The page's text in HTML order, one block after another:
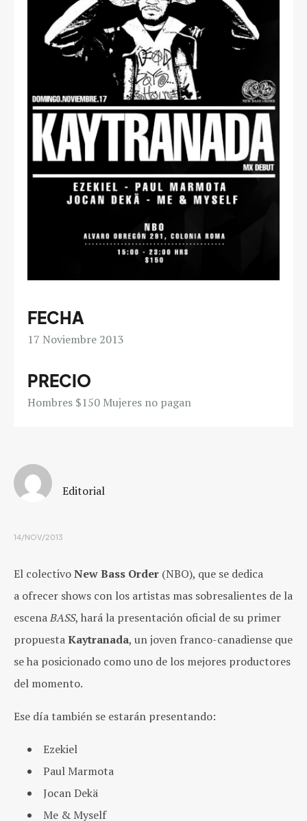
FECHA
17 Noviembre 2013
PRECIO
Hombres $150 Mujeres no pagan
Editorial
14/NOV/2013
El colectivoNew Bass Order (NBO), que se dedica
a ofrecer shows con los artistas mas sobresalientes de la
escenaBASS, hará la presentación oficial de su primer
propuestaKaytranada, un joven franco-canadiense que
se ha posicionado como uno de los mejores productores
del momento.
Ese día también se estarán presentando:
Ezekiel
Paul Marmota
Jocan Dekä
Me & Myself